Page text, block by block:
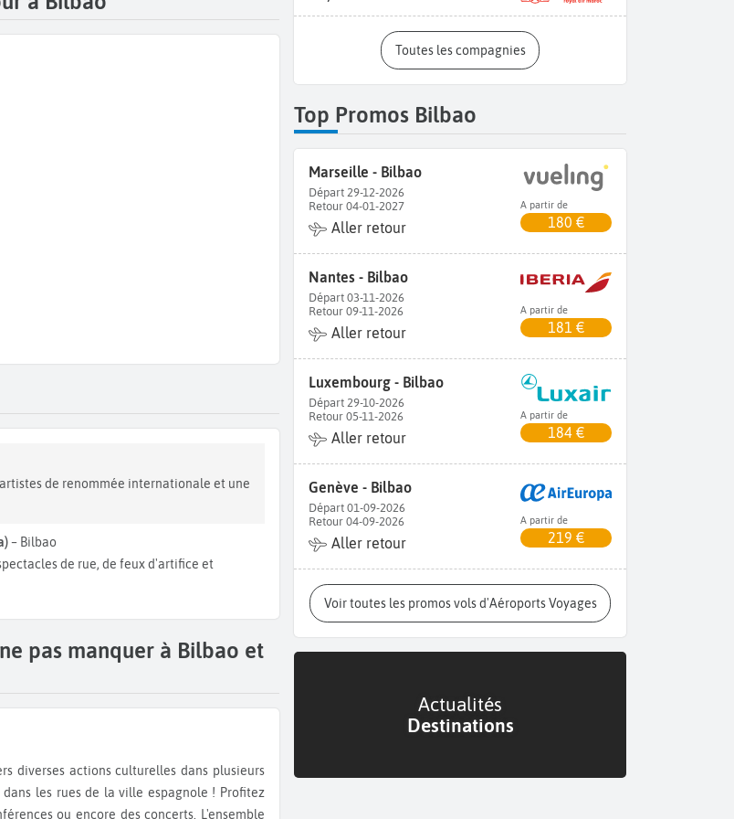
de renommée internationale et une
– Bilbao
de rue, de feux d'artifice et
pas manquer à Bilbao et
les rues de la ville espagnole ! Profitez
ou encore des concerts. L'ensemble
Toutes les compagnies
Top Promos Bilbao
Marseille - Bilbao
Départ 29-12-2026
Retour 04-01-2027
Aller retour
A partir de
180 €
Nantes - Bilbao
Départ 03-11-2026
Retour 09-11-2026
Aller retour
A partir de
181 €
Luxembourg - Bilbao
Départ 29-10-2026
Retour 05-11-2026
Aller retour
A partir de
184 €
Genève - Bilbao
Départ 01-09-2026
Retour 04-09-2026
Aller retour
A partir de
219 €
Voir toutes les promos vols d'Aéroports Voyages
Actualités
Destinations